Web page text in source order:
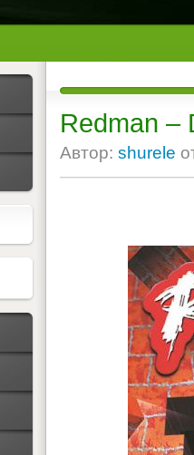
Redman ‎–
Автор: shurele